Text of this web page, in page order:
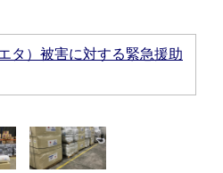
タ）被害に対する緊急援助